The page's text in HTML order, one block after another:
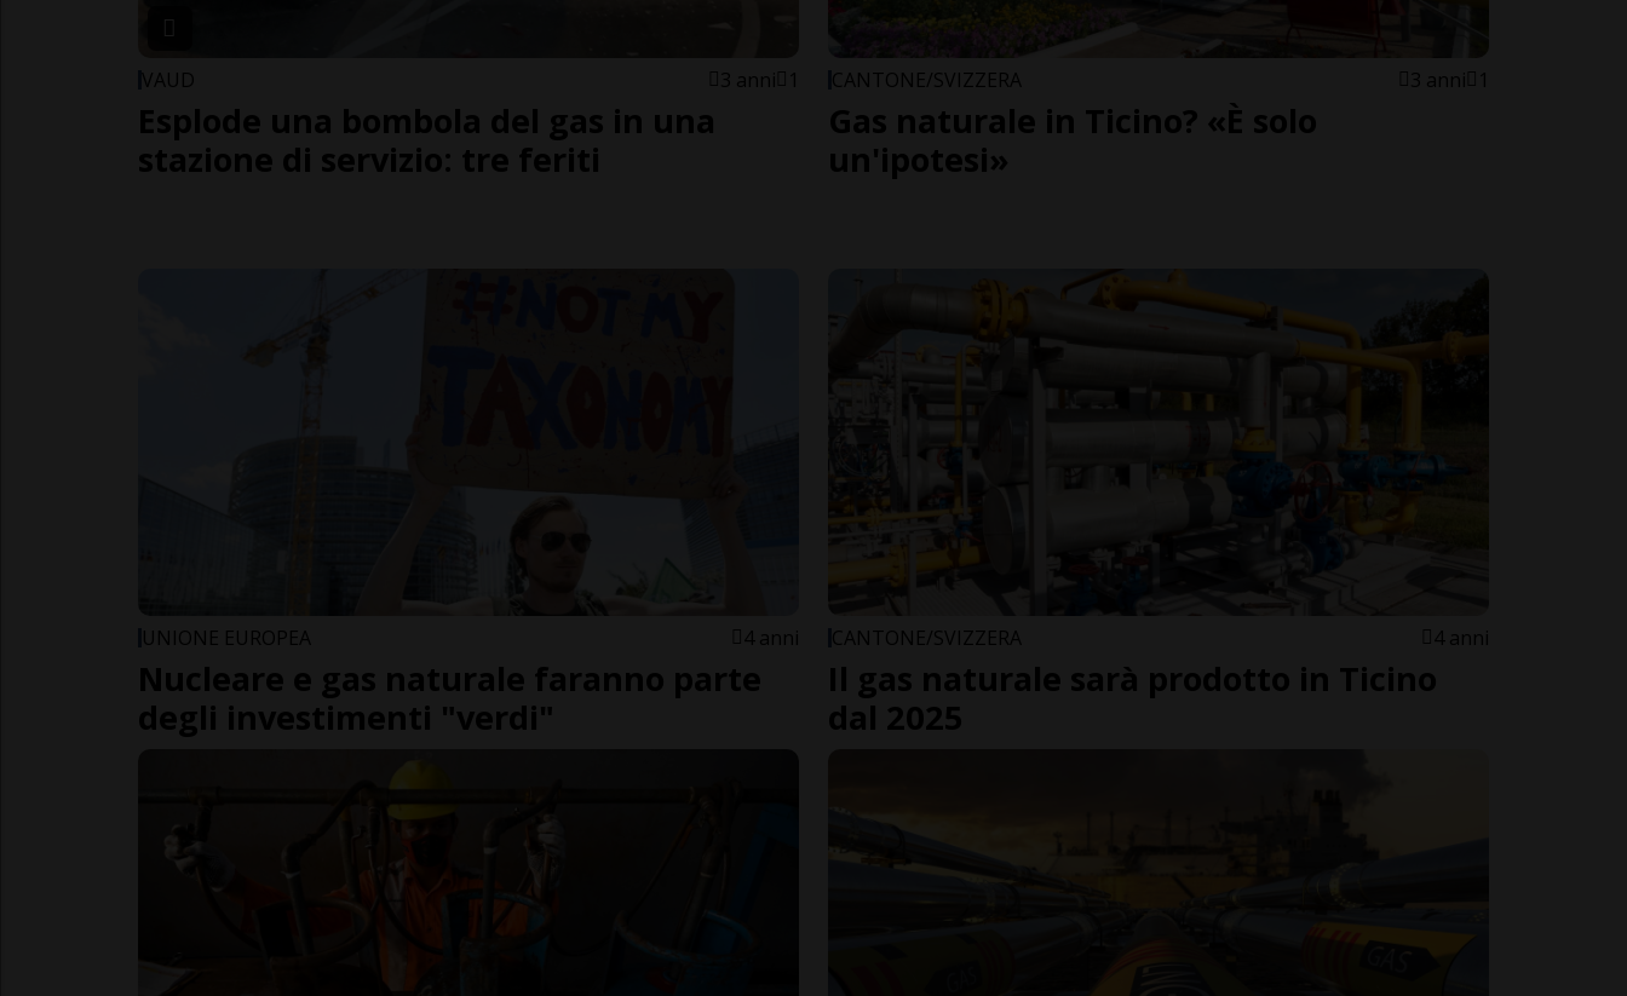
VAUD 3 anni 1
Esplode una bombola del gas in una
stazione di servizio: tre feriti
CANTONE/SVIZZERA 3 anni 1
Gas naturale in Ticino? «È solo
un'ipotesi»
UNIONE EUROPEA 4 anni
Nucleare e gas naturale faranno parte
degli investimenti "verdi"
CANTONE/SVIZZERA 4 anni
Il gas naturale sarà prodotto in Ticino
dal 2025